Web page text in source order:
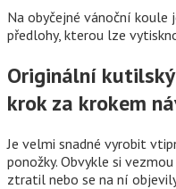
Na obyčejné vánoční koule
předlohy, kterou lze
Originální
krok za krokem
Je velmi snadné vyrobit
ponožky. Obvykle si
ztratil nebo se na ní